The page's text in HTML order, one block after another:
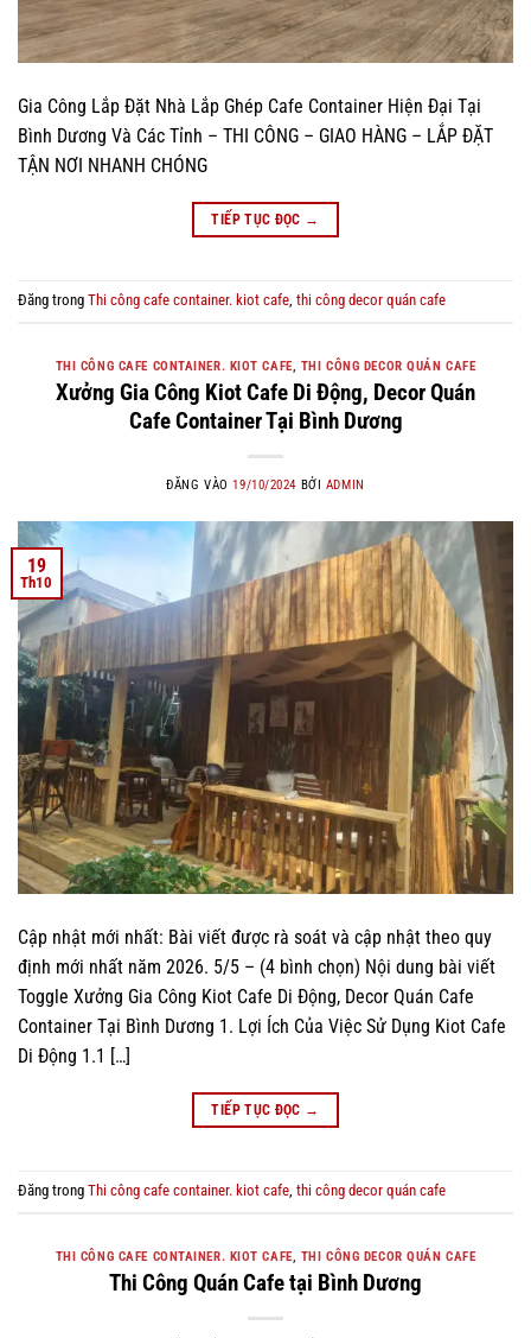
Gia Công Lắp Đặt Nhà Lắp Ghép Cafe Container Hiện Đại Tại
Bình Dương Và Các Tỉnh – THI CÔNG – GIAO HÀNG – LẮP ĐẶT
TẬN NƠI NHANH CHÓNG
TIẾP TỤC ĐỌC →
Đăng trong Thi công cafe container. kiot cafe thi công decor quán cafe
THI CÔNG CAFE CONTAINER. KIOT CAFE, THI CÔNG DECOR QUÁN CAFE
Xưởng Gia Công Kiot Cafe Di Động, Decor Quán
Cafe Container Tại Bình Dương
ĐĂNG VÀO19/10/2024 BỞI ADMIN
19
Th10
Cập nhật mới nhất: Bài viết được rà soát và cập nhật theo quy
định mới nhất năm 2026. 5/5 – (4 bình chọn) Nội dung bài viết
Toggle Xưởng Gia Công Kiot Cafe Di Động, Decor Quán Cafe
Container Tại Bình Dương 1. Lợi Ích Của Việc Sử Dụng Kiot Cafe
Di Động 1.1 […]
TIẾP TỤC ĐỌC →
Đăng trong Thi công cafe container. kiot cafe, thi công decor quán cafe
THI CÔNG CAFE CONTAINER. KIOT CAFE, THI CÔNG DECOR QUÁN CAFE
Thi Công Quán Cafe tại Bình Dương